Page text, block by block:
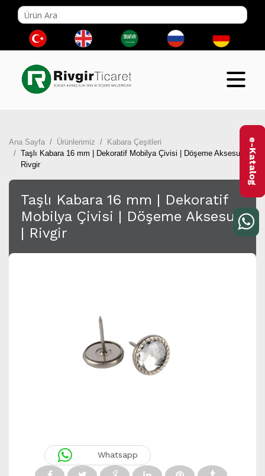
Ana Sayfa Ürünlerimiz
Kabara Çeşitleri
Taşlı Kabara 16 mm | Dekoratif Mobilya Çivisi | Döşeme Aksesuarı |
Rivgir
Taşlı Kabara 16 mm | Dekoratif
Mobilya Çivisi | Döşeme Aksesuarı
| Rivgir
Whatsapp
e-Katalog